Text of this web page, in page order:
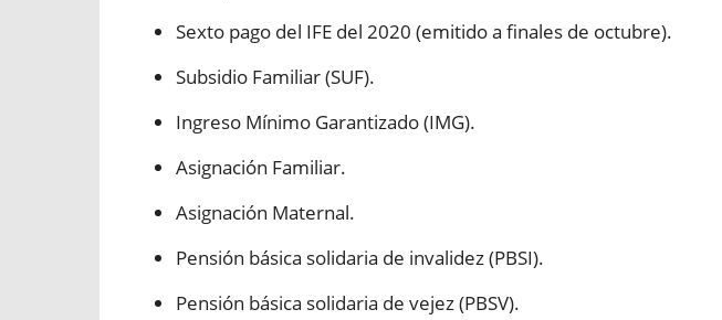
Sexto pago del IFE del 2020 (emitido a finales de octubre).
Subsidio Familiar (SUF).
Ingreso Mínimo Garantizado (IMG).
Asignación Familiar.
Asignación Maternal.
Pensión básica solidaria de invalidez (PBSI).
Pensión básica solidaria de vejez (PBSV).